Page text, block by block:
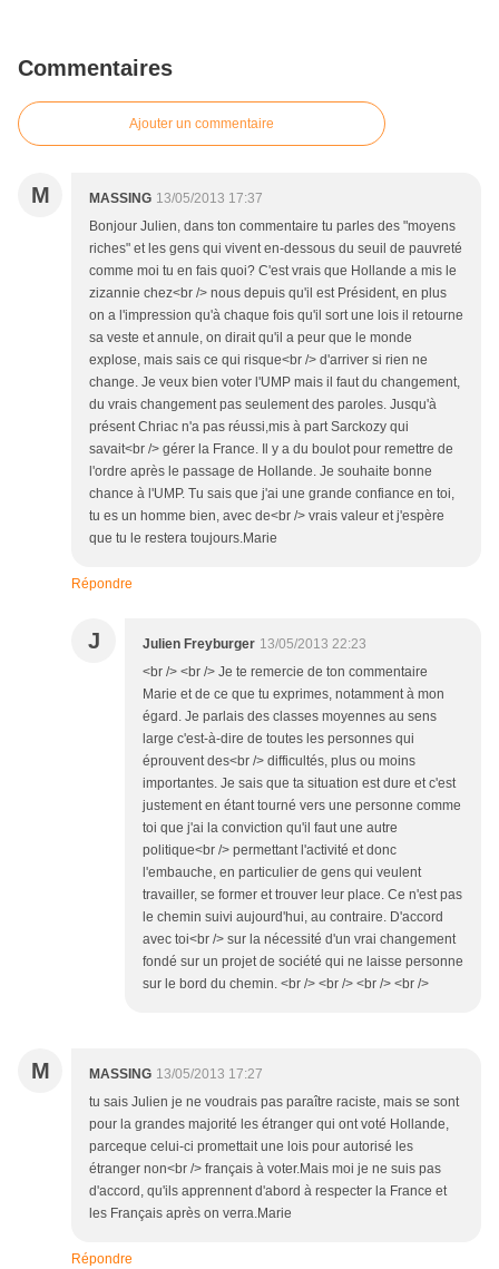
Commentaires
Ajouter un commentaire
M MASSING 13/05/2013 17:37
Bonjour Julien, dans ton commentaire tu parles des "moyens
riches" et les gens qui vivent en-dessous du seuil de pauvreté
comme moi tu en fais quoi? C'est vrais que Hollande a mis le
zizannie chez<br /> nous depuis qu'il est Président, en plus
on a l'impression qu'à chaque fois qu'il sort une lois il retourne
sa veste et annule, on dirait qu'il a peur que le monde
explose, mais sais ce qui risque<br /> d'arriver si rien ne
change. Je veux bien voter l'UMP mais il faut du changement,
du vrais changement pas seulement des paroles. Jusqu'à
présent Chriac n'a pas réussi,mis à part Sarckozy qui
savait<br /> gérer la France. Il y a du boulot pour remettre de
l'ordre après le passage de Hollande. Je souhaite bonne
chance à l'UMP. Tu sais que j'ai une grande confiance en toi,
tu es un homme bien, avec de<br /> vrais valeur et j'espère
que tu le restera toujours.Marie
Répondre
J Julien Freyburger 13/05/2013 22:23
<br /> <br /> Je te remercie de ton commentaire
Marie et de ce que tu exprimes, notamment à mon
égard. Je parlais des classes moyennes au sens
large c'est-à-dire de toutes les personnes qui
éprouvent des<br /> difficultés, plus ou moins
importantes. Je sais que ta situation est dure et c'est
justement en étant tourné vers une personne comme
toi que j'ai la conviction qu'il faut une autre
politique<br /> permettant l'activité et donc
l'embauche, en particulier de gens qui veulent
travailler, se former et trouver leur place. Ce n'est pas
le chemin suivi aujourd'hui, au contraire. D'accord
avec toi<br /> sur la nécessité d'un vrai changement
fondé sur un projet de société qui ne laisse personne
sur le bord du chemin. <br /> <br /> <br /> <br />
M MASSING 13/05/2013 17:27
tu sais Julien je ne voudrais pas paraître raciste, mais se sont
pour la grandes majorité les étranger qui ont voté Hollande,
parceque celui-ci promettait une lois pour autorisé les
étranger non<br /> français à voter.Mais moi je ne suis pas
d'accord, qu'ils apprennent d'abord à respecter la France et
les Français après on verra.Marie
Répondre